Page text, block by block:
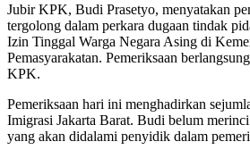
Jubir KPK, Budi Prasetyo, menyatakan
tergolong dalam perkara dugaan tindak
Izin Tinggal Warga Negara Asing di
Pemasyarakatan. Pemeriksaan
KPK.
Pemeriksaan hari ini menghadirkan
Imigrasi Jakarta Barat. Budi belum
yang akan didalami penyidik dalam